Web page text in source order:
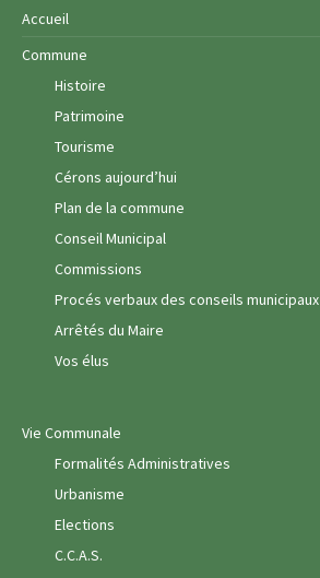
Accueil
Commune
Histoire
Patrimoine
Tourisme
Cérons aujourd’hui
Plan de la commune
Conseil Municipal
Commissions
Procés verbaux des conseils municipaux
Arrêtés du Maire
Vos élus
Vie Communale
Formalités Administratives
Urbanisme
Elections
C.C.A.S.